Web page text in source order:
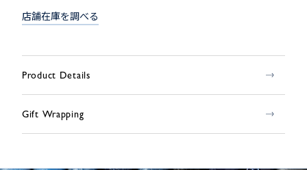
店舗在庫を調べる
Product Details
Gift Wrapping